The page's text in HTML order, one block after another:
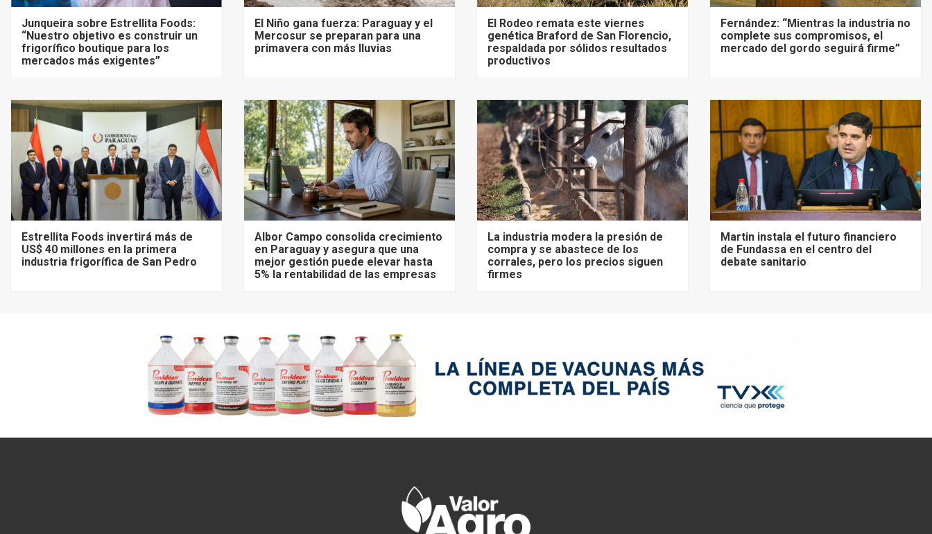
Junqueira sobre Estrellita Foods:
“Nuestro objetivo es construir un
frigorífico boutique para los
mercados más exigentes”
El Niño gana fuerza: Paraguay y el
Mercosur se preparan para una
primavera con más lluvias
El Rodeo remata este viernes
genética Braford de San Florencio,
respaldada por sólidos resultados
productivos
Fernández: “Mientras la industria no
complete sus compromisos, el
mercado del gordo seguirá firme”
Estrellita Foods invertirá más de
US$ 40 millones en la primera
industria frigorífica de San Pedro
Albor Campo consolida crecimiento
en Paraguay y asegura que una
mejor gestión puede elevar hasta
5% la rentabilidad de las empresas
La industria modera la presión de
compra y se abastece de los
corrales, pero los precios siguen
firmes
Martin instala el futuro financiero
de Fundassa en el centro del
debate sanitario